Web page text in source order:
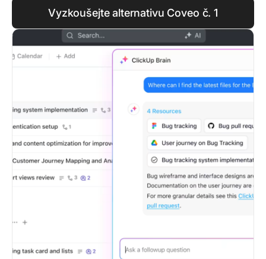
Vyzkoušejte alternativu Coveo č. 1